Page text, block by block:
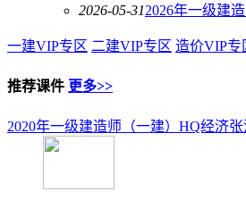
2026-05-312026年一级建
一建VIP专区 二建VIP专区 造价VIP专
推荐课件 更多>>
2020年一级建造师（一建）HQ经济